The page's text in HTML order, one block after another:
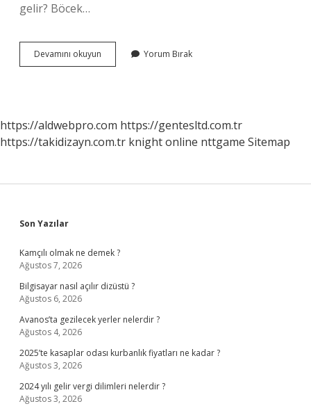
gelir? Böcek…
Devamını okuyun Çekirgenin
Doğaya
Yorum Bırak
https://aldwebpro.com https://gentesltd.com.tr
https://takidizayn.com.tr knight online nttgame Sitemap
Sidebar
Son Yazılar
Kamçılı olmak ne demek ?
Ağustos 7, 2026
Bilgisayar nasıl açılır dizüstü ?
Ağustos 6, 2026
Avanos’ta gezilecek yerler nelerdir ?
Ağustos 4, 2026
2025’te kasaplar odası kurbanlık fiyatları ne kadar ?
Ağustos 3, 2026
2024 yılı gelir vergi dilimleri nelerdir ?
Ağustos 3, 2026